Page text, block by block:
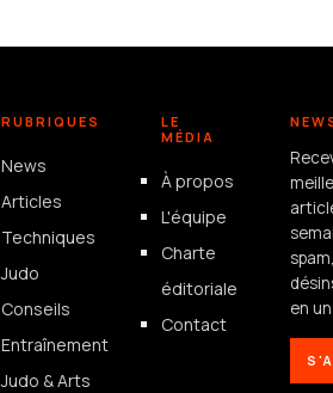
RUBRIQUES
News
Articles
Techniques
Judo
Conseils
Entraînement
Judo & Arts
LE
MÉDIA
À propos
L'équipe
Charte
éditoriale
Contact
en